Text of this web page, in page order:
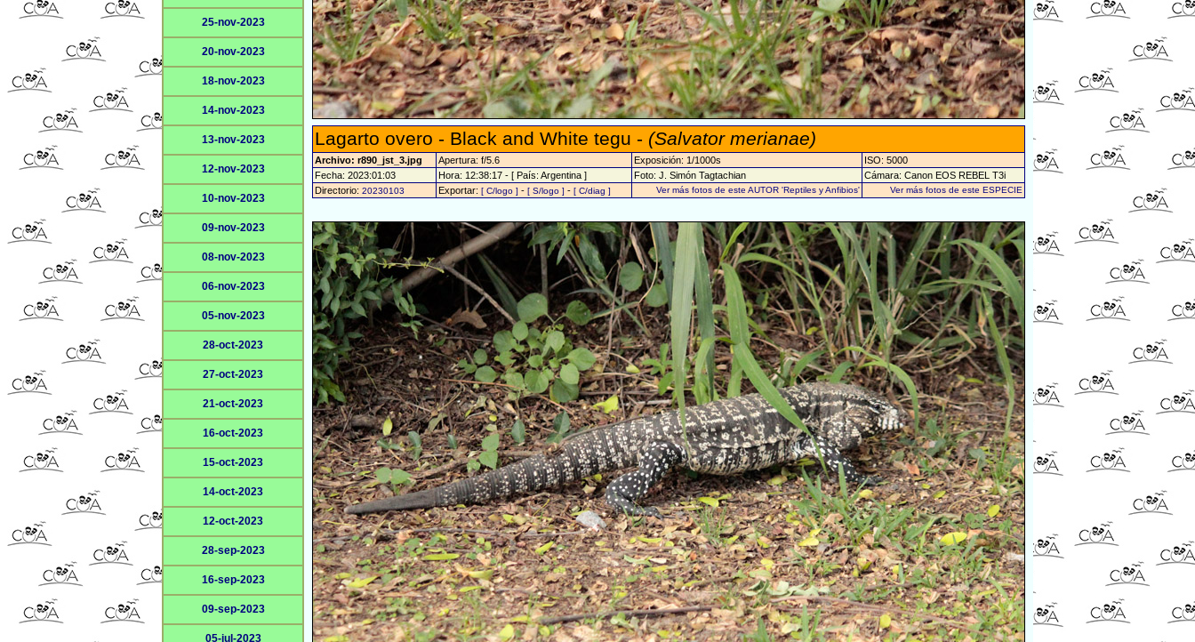
25-nov-2023
20-nov-2023
18-nov-2023
14-nov-2023
13-nov-2023
12-nov-2023
10-nov-2023
09-nov-2023
08-nov-2023
06-nov-2023
05-nov-2023
28-oct-2023
27-oct-2023
21-oct-2023
16-oct-2023
15-oct-2023
14-oct-2023
12-oct-2023
28-sep-2023
16-sep-2023
09-sep-2023
05-jul-2023
Lagarto overo - Black and White tegu - (Salvator merianae)
Archivo: r890_jst_3.jpg Apertura: f/5.6 Exposición: 1/1000s
ISO: 5000
Fecha: 2023:01:03
Hora: 12:38:17 - [ País: Argentina ] Foto: J. Simón Tagtachian
Cámara: Canon EOS REBEL T3i
Directorio: 20230103 Exportar: [ C/logo ] - [ S/logo ] - [ C/diag ] Ver más fotos de este AUTOR 'Reptiles y Anfibios' Ver más fotos de este ESPECIE